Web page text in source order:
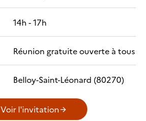
14h - 17h
Réunion gratuite ouverte à tous
Belloy-Saint-Léonard (80270)
Voir l'invitation